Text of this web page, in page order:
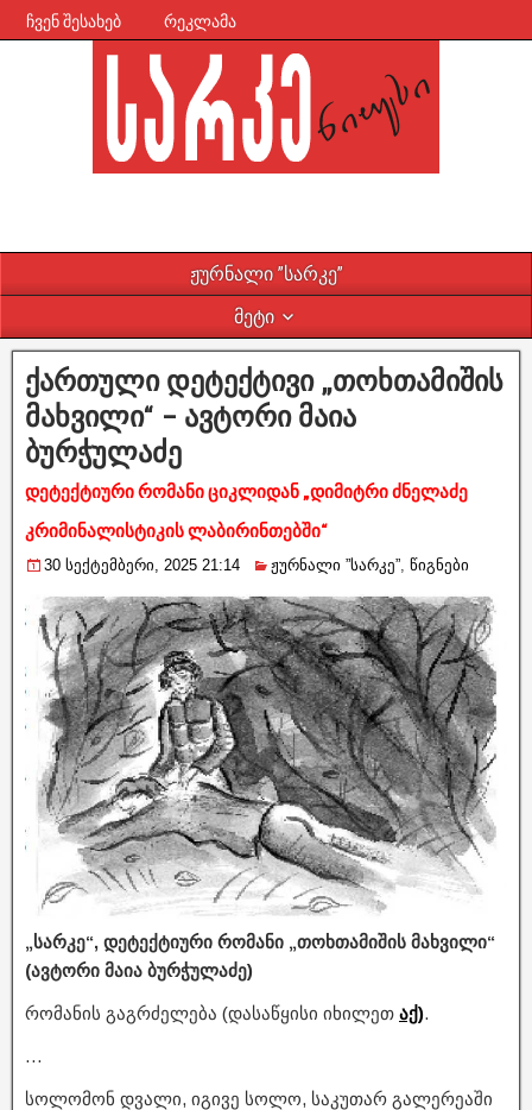
ჩვენ შესახებ რეკლამა
ჟურნალი ”სარკე”
მეტი
ქართული დეტექტივი „თოხთამიშის
მახვილი“ – ავტორი მაია
ბურჭულაძე
დეტექტიური რომანი ციკლიდან „დიმიტრი ძნელაძე
კრიმინალისტიკის ლაბირინთებში“
30 სექტემბერი, 2025 21:14 ჟურნალი ”სარკე”, წიგნები
„სარკე“, დეტექტიური რომანი „თოხთამიშის მახვილი“
(ავტორი მაია ბურჭულაძე)
რომანის გაგრძელება (დასაწყისი იხილეთ აქ).
…
სოლომონ დვალი, იგივე სოლო, საკუთარ გალერეაში